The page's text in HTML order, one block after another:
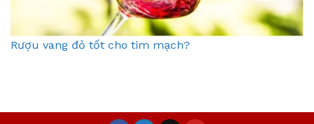
Rượu vang đỏ tốt cho tim mạch?